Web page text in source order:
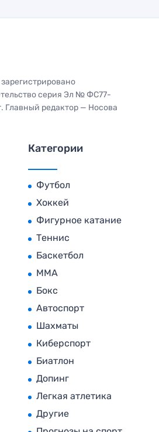
серия Эл № ФС77-
Главный редактор — Носова
Категории
Футбол
Хоккей
Фигурное катание
Теннис
Баскетбол
MMA
Бокс
Автоспорт
Шахматы
Киберспорт
Биатлон
Допинг
Легкая атлетика
Другие